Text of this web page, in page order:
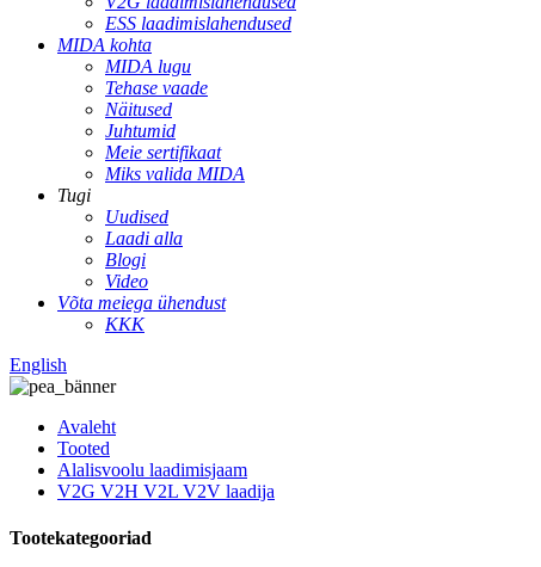
ESS laadimislahendused
MIDA kohta
MIDA lugu
Tehase vaade
Näitused
Juhtumid
Meie sertifikaat
Miks valida MIDA
Tugi
Uudised
Laadi alla
Blogi
Video
Võta meiega ühendust
KKK
English
Avaleht
Tooted
Alalisvoolu laadimisjaam
V2G V2H V2L V2V laadija
Tootekategooriad